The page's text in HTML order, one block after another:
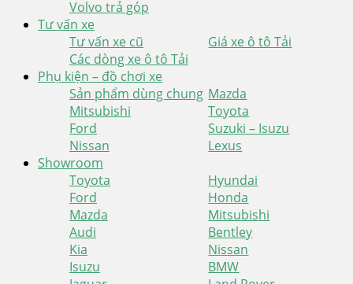
Volvo trả góp
Tư vấn xe
Tư vấn xe cũ
Giá xe ô tô Tải
Các dòng xe ô tô Tải
Phụ kiện – đồ chơi xe
Sản phẩm dùng chung Mazda
Mitsubishi
Toyota
Ford
Suzuki – Isuzu
Nissan
Lexus
Showroom
Toyota
Hyundai
Ford
Honda
Mazda
Mitsubishi
Audi
Bentley
Kia
Nissan
Isuzu
BMW